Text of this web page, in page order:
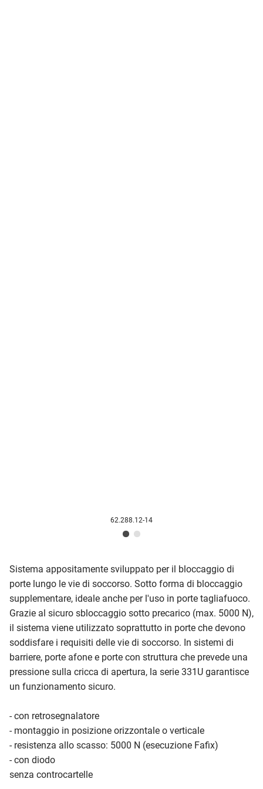
62.288.12-14
Sistema appositamente sviluppato per il bloccaggio di
porte lungo le vie di soccorso. Sotto forma di bloccaggio
supplementare, ideale anche per l'uso in porte tagliafuoco.
Grazie al sicuro sbloccaggio sotto precarico (max. 5000 N),
il sistema viene utilizzato soprattutto in porte che devono
soddisfare i requisiti delle vie di soccorso. In sistemi di
barriere, porte afone e porte con struttura che prevede una
pressione sulla cricca di apertura, la serie 331U garantisce
un funzionamento sicuro.
- con retrosegnalatore
- montaggio in posizione orizzontale o verticale
- resistenza allo scasso: 5000 N (esecuzione Fafix)
- con diodo
senza controcartelle